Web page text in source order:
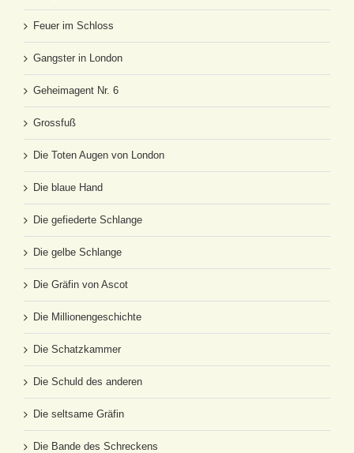
Feuer im Schloss
Gangster in London
Geheimagent Nr. 6
Grossfuß
Die Toten Augen von London
Die blaue Hand
Die gefiederte Schlange
Die gelbe Schlange
Die Gräfin von Ascot
Die Millionengeschichte
Die Schatzkammer
Die Schuld des anderen
Die seltsame Gräfin
Die Bande des Schreckens